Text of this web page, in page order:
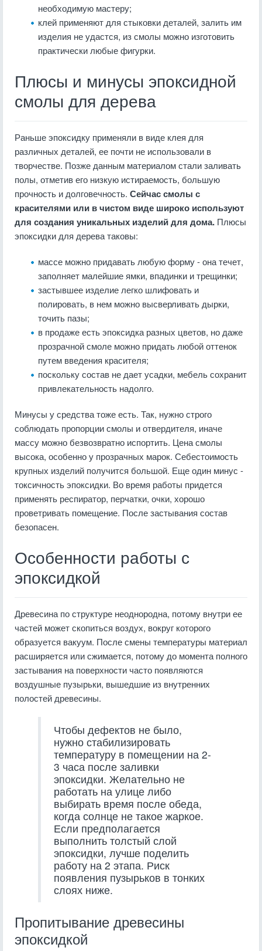
необходимую мастеру;
клей применяют для стыковки деталей, залить им
изделия не удастся, из смолы можно изготовить
практически любые фигурки.
Плюсы и минусы эпоксидной
смолы для дерева
Раньше эпоксидку применяли в виде клея для
различных деталей, ее почти не использовали в
творчестве. Позже данным материалом стали заливать
полы, отметив его низкую истираемость, большую
прочность и долговечность. Сейчас смолы с
красителями или в чистом виде широко используют
для создания уникальных изделий для дома. Плюсы
эпоксидки для дерева таковы:
массе можно придавать любую форму - она течет,
заполняет малейшие ямки, впадинки и трещинки;
застывшее изделие легко шлифовать и
полировать, в нем можно высверливать дырки,
точить пазы;
в продаже есть эпоксидка разных цветов, но даже
прозрачной смоле можно придать любой оттенок
путем введения красителя;
поскольку состав не дает усадки, мебель сохранит
привлекательность надолго.
Минусы у средства тоже есть. Так, нужно строго
соблюдать пропорции смолы и отвердителя, иначе
массу можно безвозвратно испортить. Цена смолы
высока, особенно у прозрачных марок. Себестоимость
крупных изделий получится большой. Еще один минус -
токсичность эпоксидки. Во время работы придется
применять респиратор, перчатки, очки, хорошо
проветривать помещение. После застывания состав
безопасен.
Особенности работы с
эпоксидкой
Древесина по структуре неоднородна, потому внутри ее
частей может скопиться воздух, вокруг которого
образуется вакуум. После смены температуры материал
расширяется или сжимается, потому до момента полного
застывания на поверхности часто появляются
воздушные пузырьки, вышедшие из внутренних
полостей древесины.
Чтобы дефектов не было,
нужно стабилизировать
температуру в помещении на 2-
3 часа после заливки
эпоксидки. Желательно не
работать на улице либо
выбирать время после обеда,
когда солнце не такое жаркое.
Если предполагается
выполнить толстый слой
эпоксидки, лучше поделить
работу на 2 этапа. Риск
появления пузырьков в тонких
слоях ниже.
Пропитывание древесины
эпоксидкой